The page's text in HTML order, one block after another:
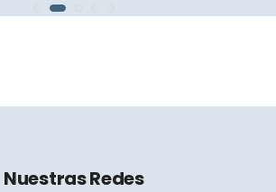
Nuestras Redes